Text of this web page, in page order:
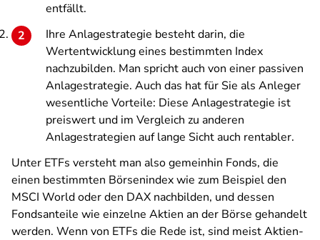
entfällt.
Ihre Anlagestrategie besteht darin, die
Wertentwicklung eines bestimmten Index
nachzubilden. Man spricht auch von einer passiven
Anlagestrategie. Auch das hat für Sie als Anleger
wesentliche Vorteile: Diese Anlagestrategie ist
preiswert und im Vergleich zu anderen
Anlagestrategien auf lange Sicht auch rentabler.
Unter ETFs versteht man also gemeinhin Fonds, die
einen bestimmten Börsenindex wie zum Beispiel den
MSCI World oder den DAX nachbilden, und dessen
Fondsanteile wie einzelne Aktien an der Börse gehandelt
werden. Wenn von ETFs die Rede ist, sind meist Aktien-